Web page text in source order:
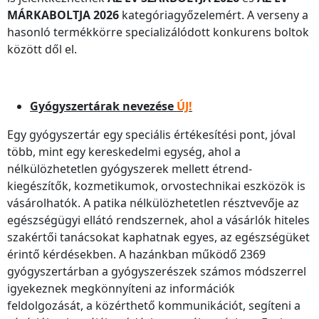
MÁRKABOLTJA 2026 kategóriagyőzelemért. A verseny a
hasonló termékkörre specializálódott konkurens boltok
között dől el.
Gyógyszertárak nevezése ÚJ!
Egy gyógyszertár egy speciális értékesítési pont, jóval
több, mint egy kereskedelmi egység, ahol a
nélkülözhetetlen gyógyszerek mellett étrend-
kiegészítők, kozmetikumok, orvostechnikai eszközök is
vásárolhatók. A patika nélkülözhetetlen résztvevője az
egészségügyi ellátó rendszernek, ahol a vásárlók hiteles
szakértői tanácsokat kaphatnak egyes, az egészségüket
érintő kérdésekben. A hazánkban működő 2369
gyógyszertárban a gyógyszerészek számos módszerrel
igyekeznek megkönnyíteni az információk
feldolgozását, a közérthető kommunikációt, segíteni a